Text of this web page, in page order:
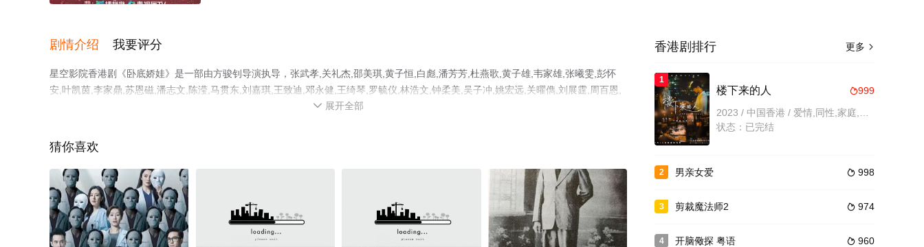
剧情介绍 我要评分
星空影院香港剧《卧底娇娃》是一部由方骏钊导演执导，张武孝,关礼杰,邵美琪,黄子恒,白彪,潘芳芳,杜燕歌,黄子雄,韦家雄,张曦雯,彭怀
安,叶凯茵,李家鼎,苏恩磁,潘志文,陈滢,马贯东,刘嘉琪,王致迪,邓永健,王绮琴,罗毓仪,林浩文,钟柔美,吴子冲,姚宏远,关曜儁,刘展霆,周百恩,
庄易羚,涂毓麟,洪曼芹,李海铜等明星演员精彩演绎的中国香港电视剧，大结局剧情已揭晓（1-25全集），手机免费观看高清无删减完整版
 展开全部
猜你喜欢
更多 
香港剧排行
1
999
楼下来的人
状态：已完结
2  998
男亲女爱
3  974
剪裁魔法师2
4  960
开脑儆探 粤语